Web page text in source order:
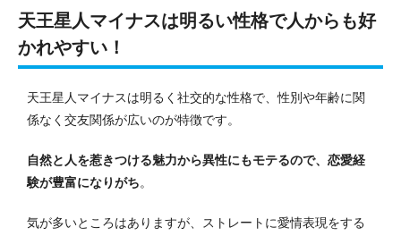
天王星人マイナスは明るい性格で人からも好
かれやすい！
天王星人マイナスは明るく社交的な性格で、性別や年齢に関
係なく交友関係が広いのが特徴です。
自然と人を惹きつける魅力から異性にもモテるので、恋愛経
験が豊富になりがち。
気が多いところはありますが、ストレートに愛情表現をする